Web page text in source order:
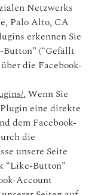
Netzwerks
Palo Alto, CA
erkennen Sie
Button” (“Gefällt
die Facebook-
.Wenn Sie
eine direkte
dem Facebook-
die
unsere Seite
“Like-Button”
Account